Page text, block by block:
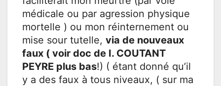
médicale ou par agression physique
mortelle ) ou mon réinternement ou
mise sour tutelle, via de nouveaux
faux ( voir doc de I. COUTANT
PEYRE plus bas!) ( étant donné qu’il
y a des faux à tous niveaux, ( sur ma